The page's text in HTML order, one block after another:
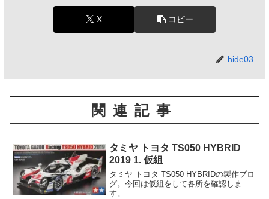
X コピー
hide03
関連記事
タミヤ トヨタ TS050 HYBRID
2019 1. 仮組
タミヤ トヨタ TS050 HYBRIDの製作ブロ
グ。今回は仮組をして各所を確認しま
す。